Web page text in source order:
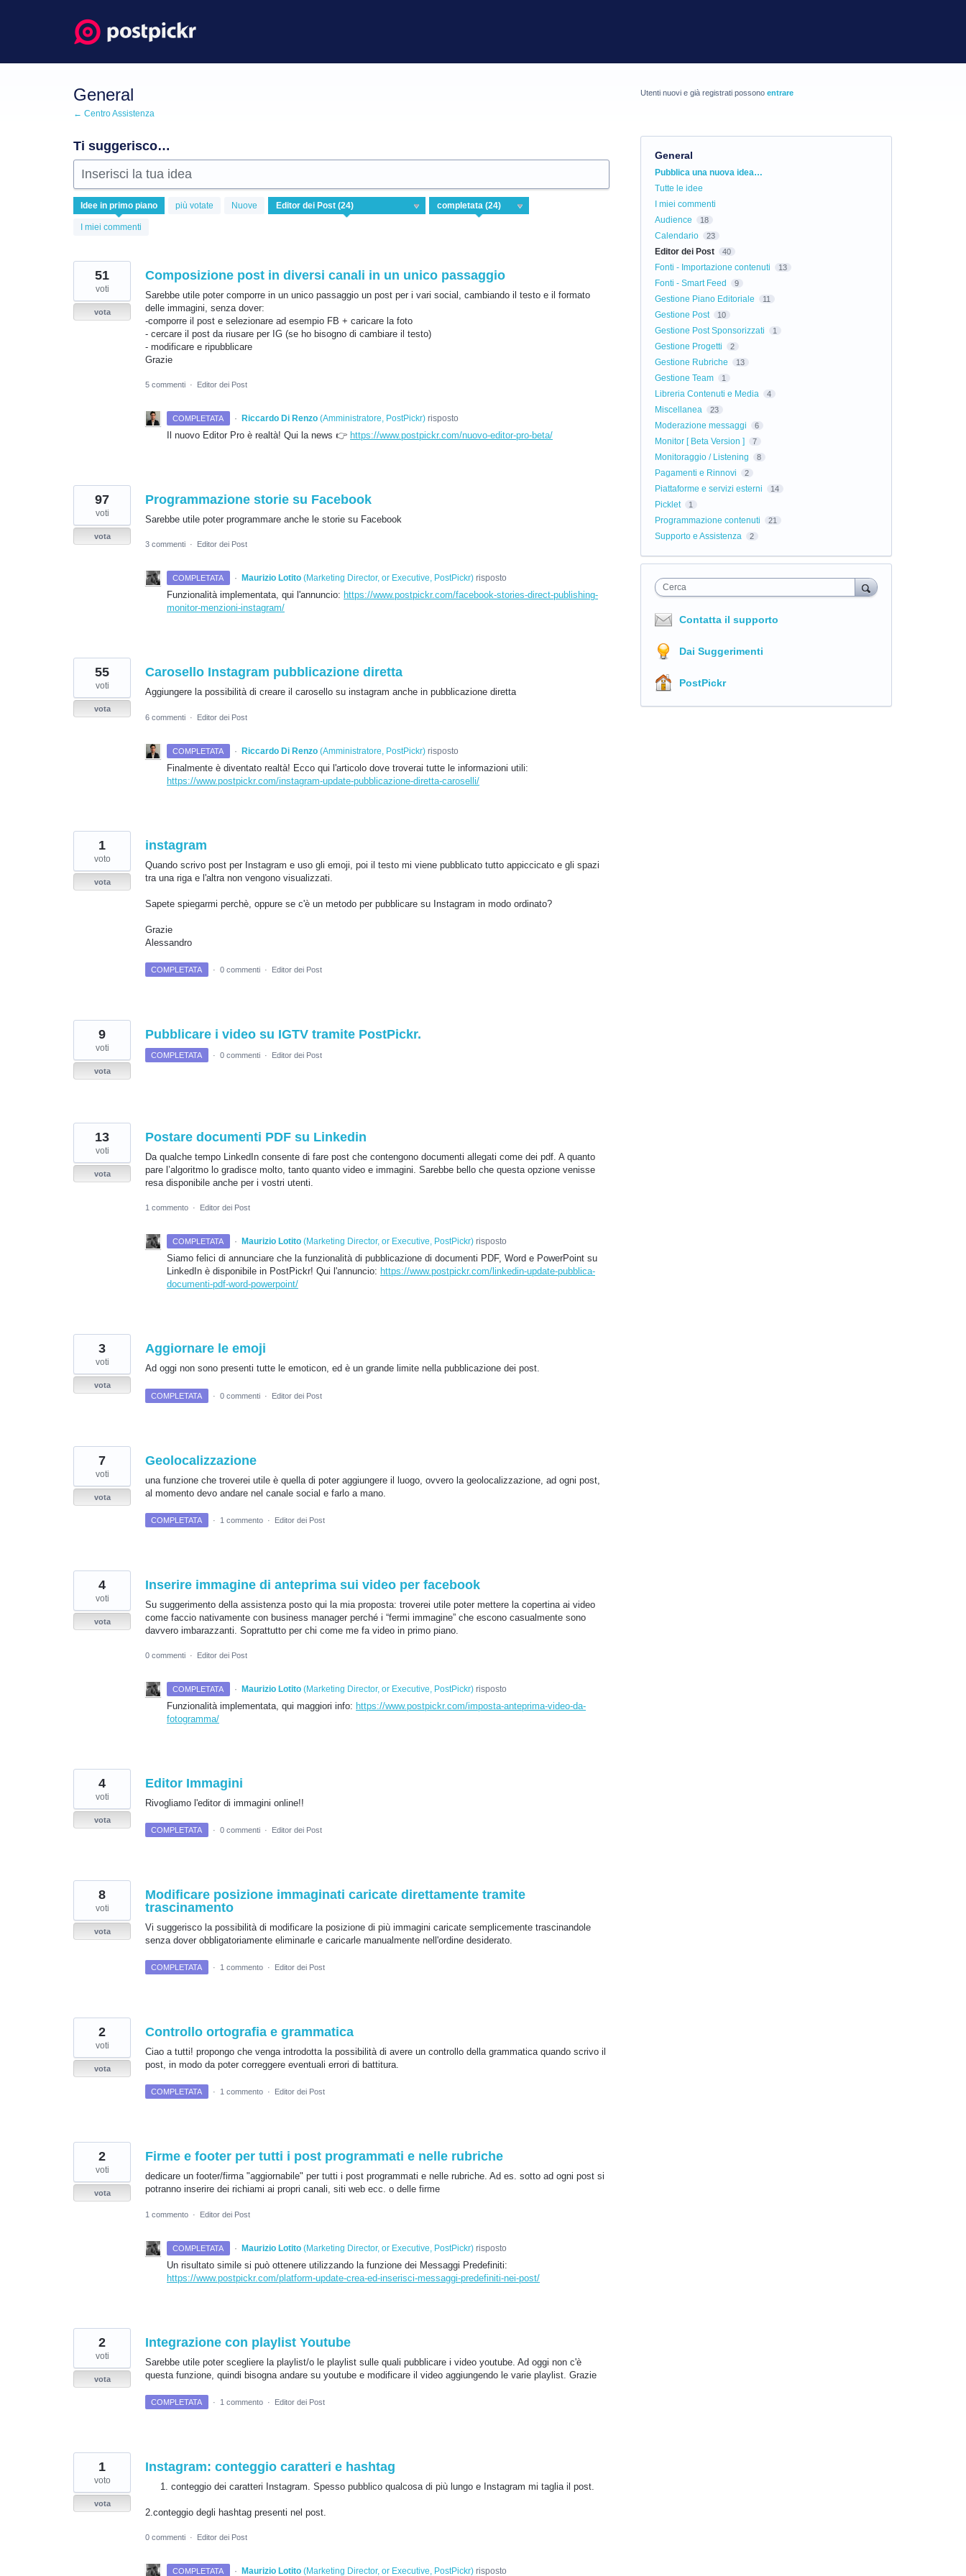
General
← Centro Assistenza
Ti suggerisco…
Inserisci la tua idea
Idee in primo piano più votate Nuove
I miei commenti
24
risultati
trovati
Composizione post in diversi canali in un unico passaggio
Sarebbe utile poter comporre in un unico passaggio un post per i vari social, cambiando il testo e il formato
delle immagini, senza dover:
-comporre il post e selezionare ad esempio FB + caricare la foto
- cercare il post da riusare per IG (se ho bisogno di cambiare il testo)
- modificare e ripubblicare
Grazie
51
voti
vota
5 commenti · Editor dei Post
COMPLETATA · Riccardo Di Renzo (Amministratore, PostPickr)risposto
Il nuovo Editor Pro è realtà! Qui la news 👉 https://www.postpickr.com/nuovo-editor-pro-beta/
Programmazione storie su Facebook
Sarebbe utile poter programmare anche le storie su Facebook
97
voti
vota
3 commenti · Editor dei Post
COMPLETATA · Maurizio Lotito (Marketing Director, or Executive, PostPickr)risposto
Funzionalità implementata, qui l'annuncio: https://www.postpickr.com/facebook-stories-direct-publishing-
monitor-menzioni-instagram/
Carosello Instagram pubblicazione diretta
Aggiungere la possibilità di creare il carosello su instagram anche in pubblicazione diretta
55
voti
vota
6 commenti · Editor dei Post
COMPLETATA · Riccardo Di Renzo (Amministratore, PostPickr)risposto
Finalmente è diventato realtà! Ecco qui l'articolo dove troverai tutte le informazioni utili:
https://www.postpickr.com/instagram-update-pubblicazione-diretta-caroselli/
instagram
Quando scrivo post per Instagram e uso gli emoji, poi il testo mi viene pubblicato tutto appiccicato e gli spazi
tra una riga e l'altra non vengono visualizzati.
Sapete spiegarmi perchè, oppure se c'è un metodo per pubblicare su Instagram in modo ordinato?
Grazie
Alessandro
1
voto
vota
COMPLETATA · 0 commenti · Editor dei Post
Pubblicare i video su IGTV tramite PostPickr.
9
voti
vota
COMPLETATA · 0 commenti · Editor dei Post
Postare documenti PDF su Linkedin
Da qualche tempo LinkedIn consente di fare post che contengono documenti allegati come dei pdf. A quanto
pare l’algoritmo lo gradisce molto, tanto quanto video e immagini. Sarebbe bello che questa opzione venisse
resa disponibile anche per i vostri utenti.
13
voti
vota
1 commento · Editor dei Post
COMPLETATA · Maurizio Lotito (Marketing Director, or Executive, PostPickr)risposto
Siamo felici di annunciare che la funzionalità di pubblicazione di documenti PDF, Word e PowerPoint su
LinkedIn è disponibile in PostPickr! Qui l'annuncio: https://www.postpickr.com/linkedin-update-pubblica-
documenti-pdf-word-powerpoint/
Aggiornare le emoji
Ad oggi non sono presenti tutte le emoticon, ed è un grande limite nella pubblicazione dei post.
3
voti
vota
COMPLETATA
· 0 commenti · Editor dei Post
Geolocalizzazione
una funzione che troverei utile è quella di poter aggiungere il luogo, ovvero la geolocalizzazione, ad ogni post,
al momento devo andare nel canale social e farlo a mano.
7
voti
vota
COMPLETATA · 1 commento · Editor dei Post
Inserire immagine di anteprima sui video per facebook
Su suggerimento della assistenza posto qui la mia proposta: troverei utile poter mettere la copertina ai video
come faccio nativamente con business manager perché i “fermi immagine” che escono casualmente sono
davvero imbarazzanti. Soprattutto per chi come me fa video in primo piano.
4
voti
vota
0 commenti · Editor dei Post
COMPLETATA · Maurizio Lotito (Marketing Director, or Executive, PostPickr)risposto
Funzionalità implementata, qui maggiori info: https://www.postpickr.com/imposta-anteprima-video-da-
fotogramma/
Editor Immagini
Rivogliamo l'editor di immagini online!!
4
voti
vota
COMPLETATA
· 0 commenti · Editor dei Post
Modificare posizione immaginati caricate direttamente tramite
trascinamento
Vi suggerisco la possibilità di modificare la posizione di più immagini caricate semplicemente trascinandole
senza dover obbligatoriamente eliminarle e caricarle manualmente nell'ordine desiderato.
8
voti
vota
COMPLETATA · 1 commento · Editor dei Post
Controllo ortografia e grammatica
Ciao a tutti! propongo che venga introdotta la possibilità di avere un controllo della grammatica quando scrivo il
post, in modo da poter correggere eventuali errori di battitura.
2
voti
vota
COMPLETATA · 1 commento · Editor dei Post
Firme e footer per tutti i post programmati e nelle rubriche
dedicare un footer/firma "aggiornabile" per tutti i post programmati e nelle rubriche. Ad es. sotto ad ogni post si
potranno inserire dei richiami ai propri canali, siti web ecc. o delle firme
2
voti
vota
1 commento · Editor dei Post
COMPLETATA · Maurizio Lotito (Marketing Director, or Executive, PostPickr)risposto
Un risultato simile si può ottenere utilizzando la funzione dei Messaggi Predefiniti:
https://www.postpickr.com/platform-update-crea-ed-inserisci-messaggi-predefiniti-nei-post/
Integrazione con playlist Youtube
Sarebbe utile poter scegliere la playlist/o le playlist sulle quali pubblicare i video youtube. Ad oggi non c'è
questa funzione, quindi bisogna andare su youtube e modificare il video aggiungendo le varie playlist. Grazie
2
voti
vota
COMPLETATA · 1 commento · Editor dei Post
Instagram: conteggio caratteri e hashtag
conteggio dei caratteri Instagram. Spesso pubblico qualcosa di più lungo e Instagram mi taglia il post.
2.conteggio degli hashtag presenti nel post.
1
voto
vota
0 commenti · Editor dei Post
COMPLETATA · Maurizio Lotito (Marketing Director, or Executive, PostPickr)risposto
Utenti nuovi e già registrati possono entrare
General
Categorie
Pubblica una nuova idea…
Tutte le idee
I miei commenti
Audience
18
Calendario 23
Editor dei Post 40
Fonti - Importazione contenuti 13
Fonti - Smart Feed 9
Gestione Piano Editoriale 11
Gestione Post 10
Gestione Post Sponsorizzati 1
Gestione Progetti 2
Gestione Rubriche 13
Gestione Team 1
Libreria Contenuti e Media 4
Miscellanea 23
Moderazione messaggi 6
Monitor [ Beta Version ] 7
Monitoraggio / Listening 8
Pagamenti e Rinnovi 2
Piattaforme e servizi esterni 14
Picklet 1
Programmazione contenuti 21
Supporto e Assistenza 2
Cerca
Contatta il supporto
Dai Suggerimenti
PostPickr